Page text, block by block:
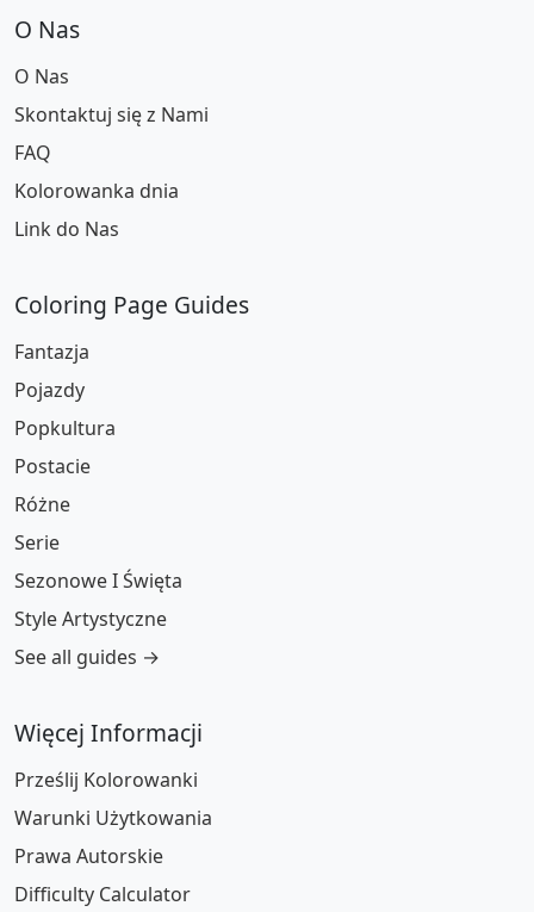
O Nas
O Nas
Skontaktuj się z Nami
FAQ
Kolorowanka dnia
Link do Nas
Coloring Page Guides
Fantazja
Pojazdy
Popkultura
Postacie
Różne
Serie
Sezonowe I Święta
Style Artystyczne
See all guides →
Więcej Informacji
Prześlij Kolorowanki
Warunki Użytkowania
Prawa Autorskie
Difficulty Calculator